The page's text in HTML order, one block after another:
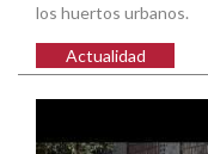
los huertos urbanos.
Actualidad